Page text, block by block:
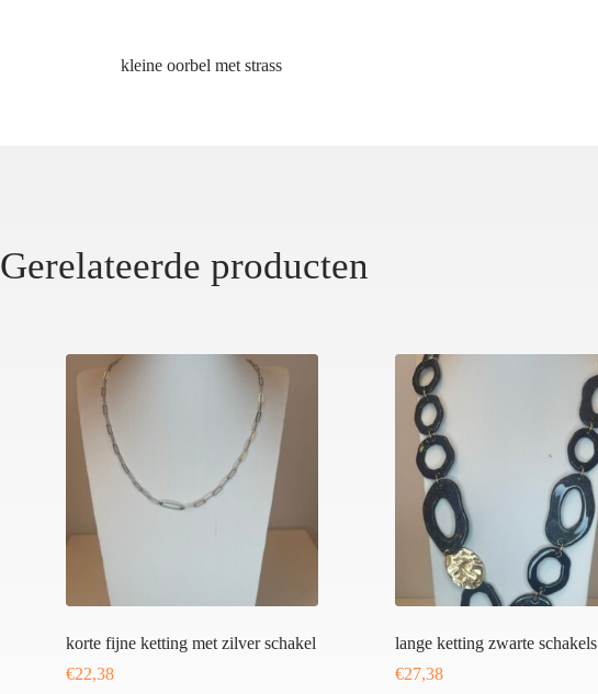
kleine oorbel met strass
Gerelateerde producten
korte fijne ketting met zilver schakel
€22,38
lange ketting zwarte schakels
€27,38